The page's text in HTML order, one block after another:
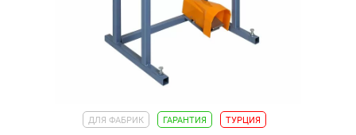
ДЛЯ ФАБРИК ГАРАНТИЯ ТУРЦИЯ